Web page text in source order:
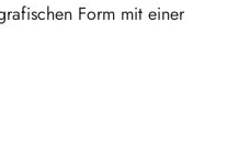
Form mit einer